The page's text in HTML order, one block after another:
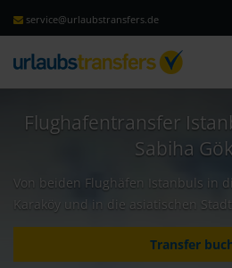
service@urlaubstransfers.de
Flughafentransfer
Sabiha
Von beiden Flughäfen Istanbuls in
Karaköy und in die asiatischen
Transfer